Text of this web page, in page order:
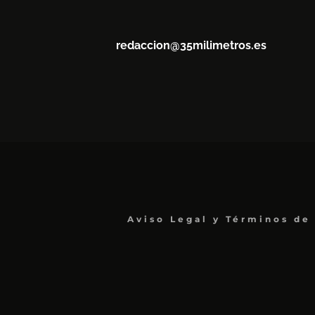
redaccion@35milimetros.es
Aviso Legal y Términos de